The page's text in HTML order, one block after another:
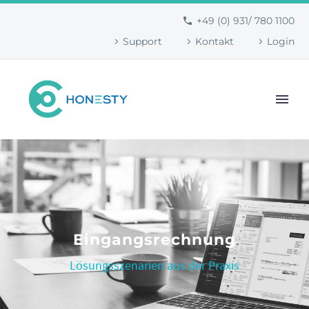
+49 (0) 931/ 780 1100
Support
Kontakt Login
Eingangsrechnung
Lösungsszenarien aus der Praxis